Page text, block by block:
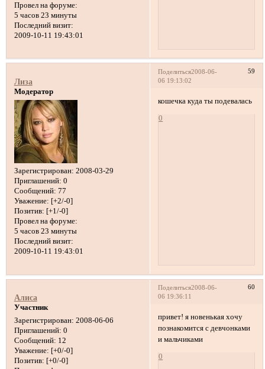
Провел на форуме:
5 часов 23 минуты
Последний визит:
2009-10-11 19:43:01
Поделиться 59
2008-06-
06 19:13:02
Лиза
Модератор
Зарегистрирован: 2008-03-29
Приглашений: 0
Сообщений: 77
Уважение: [+2/-0]
Позитив: [+1/-0]
Провел на форуме:
5 часов 23 минуты
Последний визит:
2009-10-11 19:43:01
кошечка куда ты подевалась
0
Поделиться 60
2008-06-
06 19:36:11
Алиса
Участник
Зарегистрирован: 2008-06-06
Приглашений: 0
Сообщений: 12
Уважение: [+0/-0]
Позитив: [+0/-0]
привет! я новенькая хочу
познакомится с девчонками
и мальчиками
0